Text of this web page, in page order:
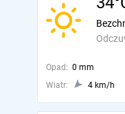
Opad: 0 mm
Wiatr:
4 km/h